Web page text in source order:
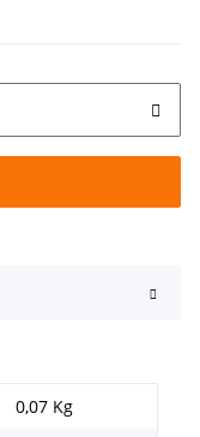
0,07 Kg